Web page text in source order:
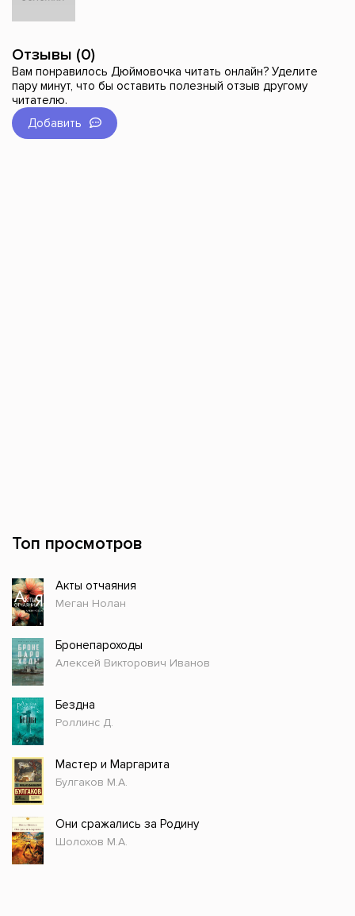
Отзывы (0)
Вам понравилось Дюймовочка читать онлайн? Уделите
пару минут, что бы оставить полезный отзыв другому
читателю.
Добавить
Топ просмотров
Акты отчаяния
Меган Нолан
Бронепароходы
Алексей Викторович Иванов
Бездна
Роллинс Д.
Мастер и Маргарита
Булгаков М.А.
Они сражались за Родину
Шолохов М.А.